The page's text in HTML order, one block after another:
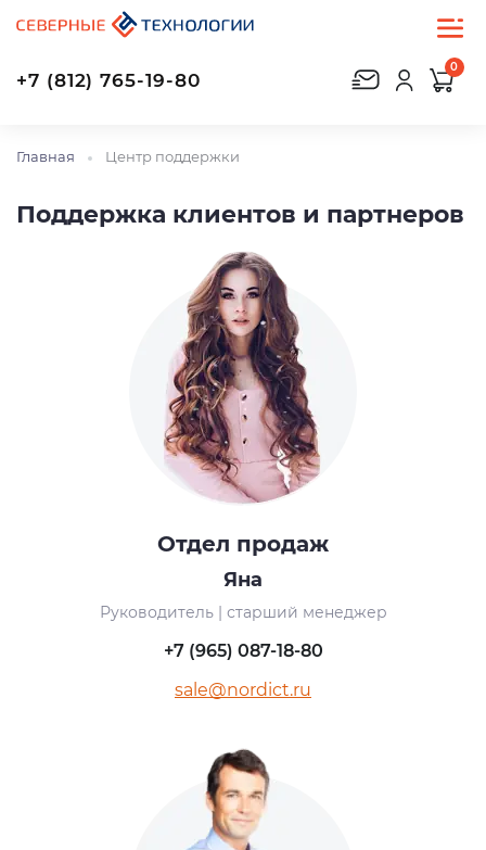
+7 (812) 765-19-80
0
Главная Центр поддержки
Поддержка клиентов и партнеров
Отдел продаж
Яна
Руководитель | старший менеджер
+7 (965) 087-18-80
sale@nordict.ru